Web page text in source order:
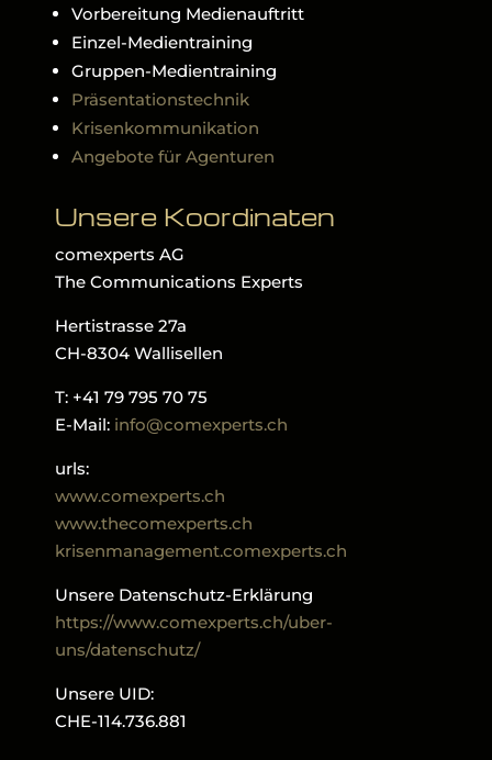
Vorbereitung Medienauftritt
Einzel-Medientraining
Gruppen-Medientraining
Präsentationstechnik
Krisenkommunikation
Angebote für Agenturen
Unsere Koordinaten
comexperts AG
The Communications Experts
Hertistrasse 27a
CH-8304 Wallisellen
T: +41 79 795 70 75
E-Mail: info@comexperts.ch
urls:
www.comexperts.ch
www.thecomexperts.ch
krisenmanagement.comexperts.ch
Unsere Datenschutz-Erklärung
https://www.comexperts.ch/uber-
uns/datenschutz/
Unsere UID:
CHE-114.736.881